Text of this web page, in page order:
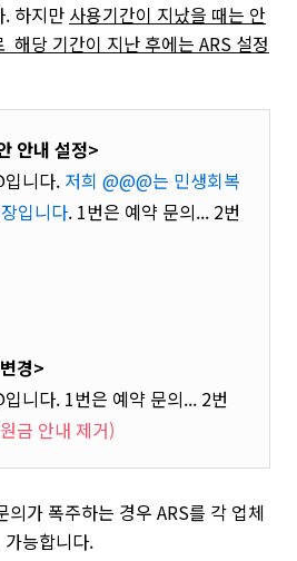
하지만 사용기간이 지났을 때는 안
해당 기간이 지난 후에는 ARS 설정
안내 설정>
니다. 저희 @@@는 민생회복
입니다. 1번은 예약 문의... 2번
경>
니다. 1번은 예약 문의... 2번
금 안내 제거)
의가 폭주하는 경우 ARS를 각 업체
능합니다.